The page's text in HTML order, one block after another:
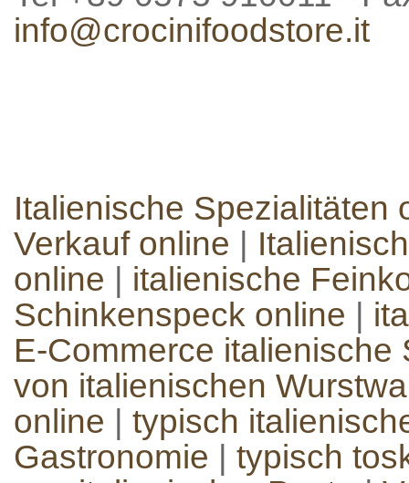
info@crocinifoodstore.it
Italienische Spezialitäten
Verkauf online
online
italienische
Schinkenspeck online
E-Commerce italienische
von italienischen
online
typisch
Gastronomie
typisch